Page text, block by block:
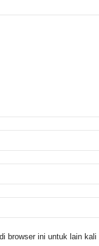
browser ini untuk lain kali